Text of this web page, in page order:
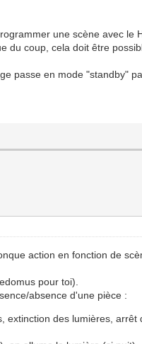
une scène avec
coup, cela doit être
passe en mode "standby"
action en fonction de
pour toi).
absence d'une pièce :
des lumières,